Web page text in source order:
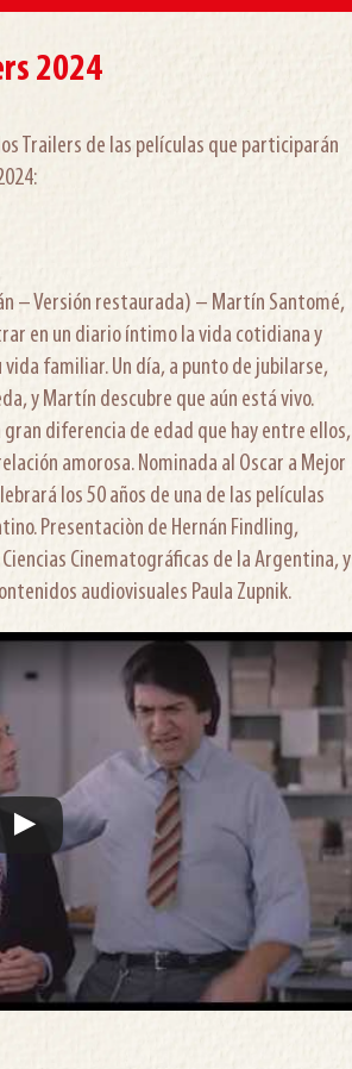
2024
Trailers de las películas que participarán
– Versión restaurada) – Martín Santomé,
en un diario íntimo la vida cotidiana y
familiar. Un día, a punto de jubilarse,
y Martín descubre que aún está vivo.
diferencia de edad que hay entre ellos,
amorosa. Nominada al Oscar a Mejor
los 50 años de una de las películas
Presentaciòn de Hernán Findling,
Cinematográficas de la Argentina, y
audiovisuales Paula Zupnik.